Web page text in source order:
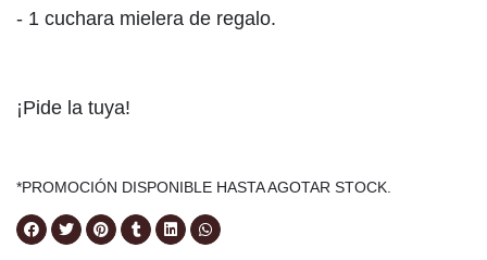
- 1 cuchara mielera de regalo.
¡Pide la tuya!
*PROMOCIÓN DISPONIBLE HASTA AGOTAR STOCK.